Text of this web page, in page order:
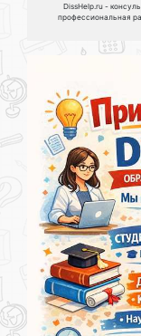
DissHelp.ru -
профессиональная